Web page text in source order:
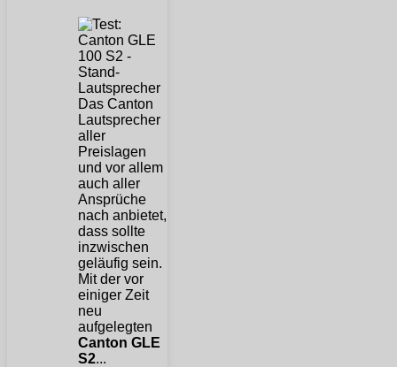
Das Canton
Lautsprecher
aller
Preislagen
und vor allem
auch aller
Ansprüche
nach anbietet,
dass sollte
inzwischen
geläufig sein.
Mit der vor
einiger Zeit
neu
aufgelegten
Canton GLE
S2...